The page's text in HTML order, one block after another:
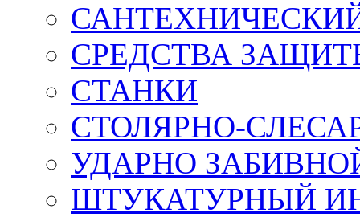
СРЕДСТВА
СТАНКИ
СТОЛЯРНО-
УДАРНО
ШТУКАТУРНЫЙ